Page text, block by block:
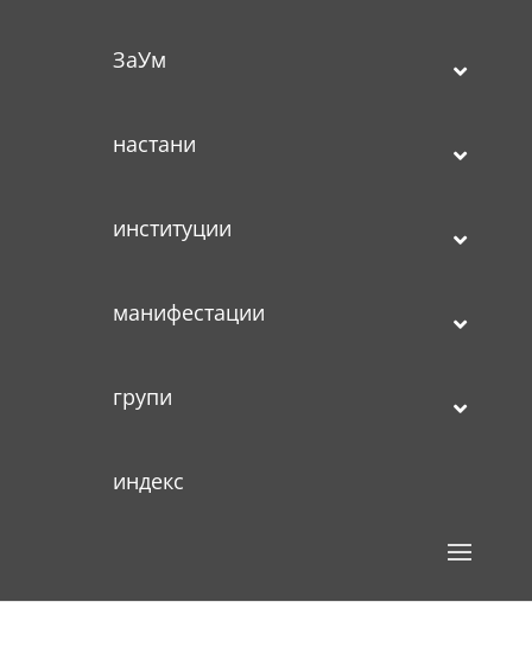
ЗаУм
настани
институции
манифестации
групи
индекс